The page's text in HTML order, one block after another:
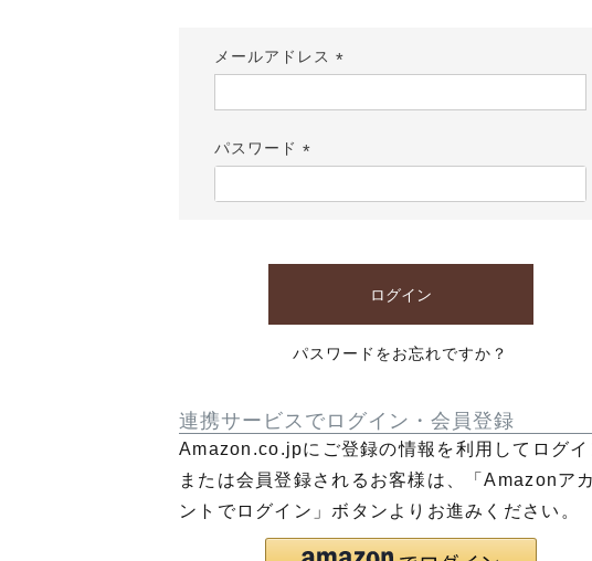
メールアドレス
須)
パスワード
須)
ログイン
パスワードをお忘れですか？
連携サービスでログイン・会員登録
Amazon.co.jpにご登録の情報を利用してログイ
または会員登録されるお客様は、「Amazonア
ントでログイン」ボタンよりお進みください。